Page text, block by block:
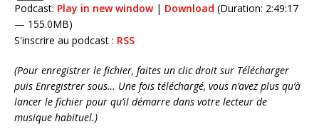
Podcast: Play in new window| Download (Duration: 2:49:17
— 155.0MB)
S'inscrire au podcast : RSS
(Pour enregistrer le fichier, faites un clic droit sur Télécharger
puis Enregistrer sous… Une fois téléchargé, vous n’avez plus qu’à
lancer le fichier pour qu’il démarre dans votre lecteur de
musique habituel.)